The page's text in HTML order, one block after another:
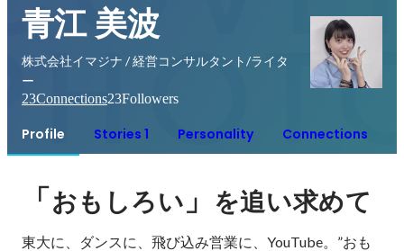
青江 美波
株式会社イマジナ / 経営コンサルタント/ライタ
ー
23Connections23Followers
Profile Stories 1 Personality Connections
「おもしろい」 を追い求めて
東大に、ダンスに、飛び込み営業に、YouTube。”おも